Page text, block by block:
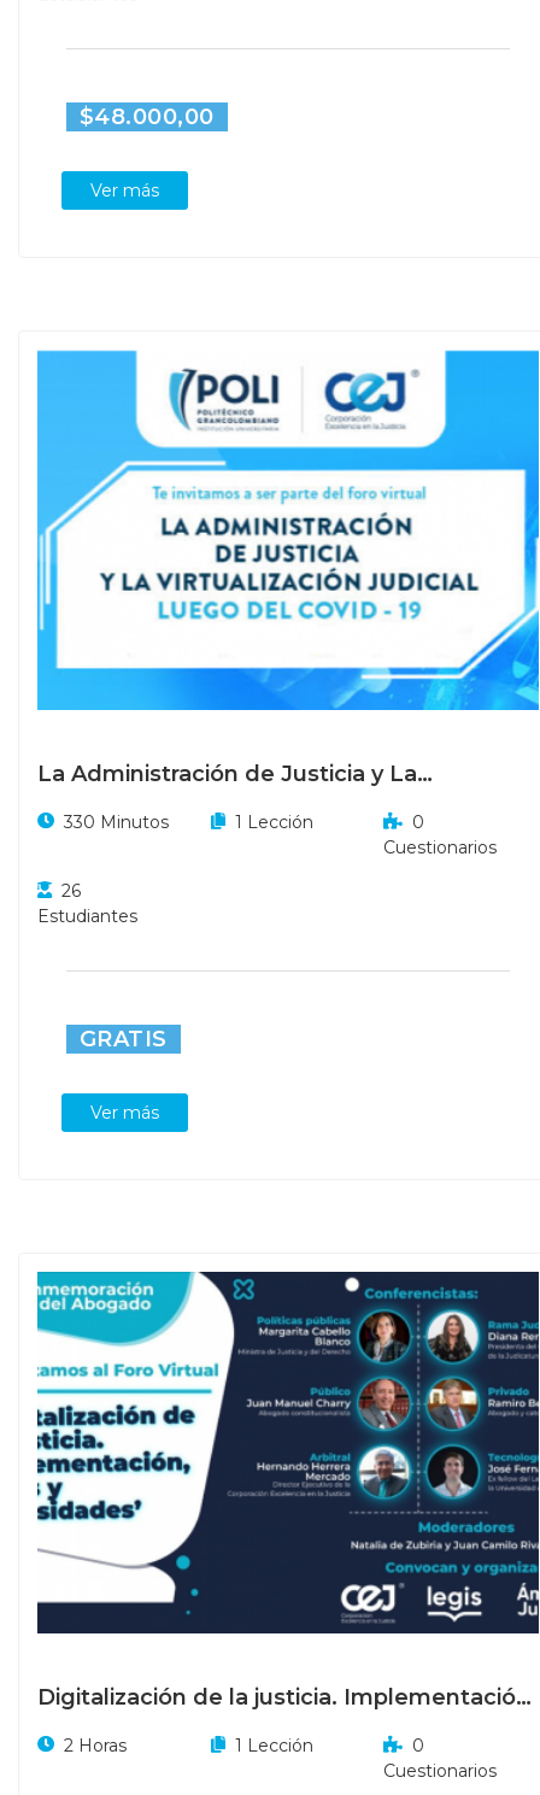
$48.000,00
Ver más
La Administración de Justicia y La
330 Minutos 1 Lección
0
Cuestionarios
26
Estudiantes
GRATIS
Ver más
Digitalización de la justicia. Implementación,
2 Horas 1 Lección
0
Cuestionarios